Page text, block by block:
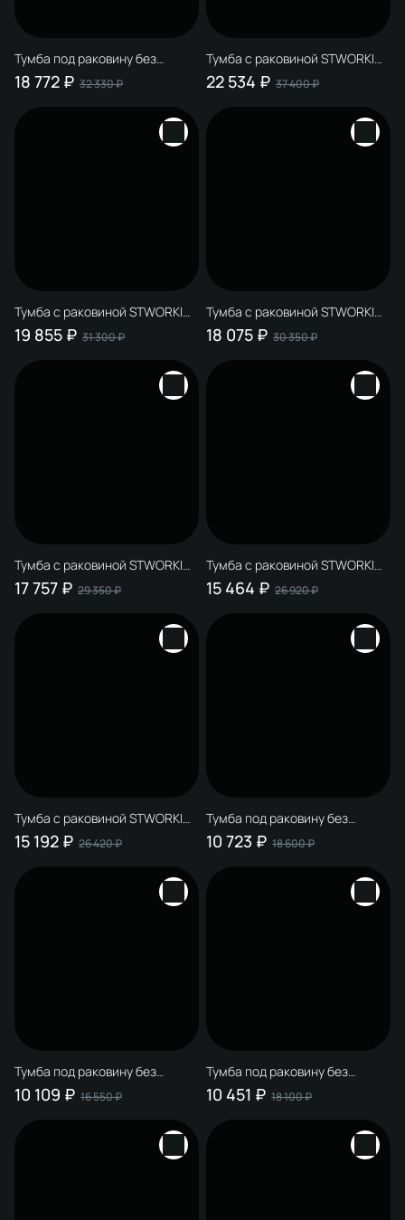
Тумба под раковину без
столешницы STWORKI
Гриндстед 60 с опорами, дуб
18 772 ₽ 32 330 ₽
Тумба с раковиной STWORKI
Авила 60 белая
22 534 ₽ 37 400 ₽
Тумба с раковиной STWORKI
Авила 60 с дверцами, белая
19 855 ₽ 31 300 ₽
Тумба с раковиной STWORKI
Мурманск 80 (FR2) напольная,
антрацит
18 075 ₽ 30 350 ₽
Тумба с раковиной STWORKI
Мурманск 80 (FR2) напольная,
белая
17 757 ₽ 29 350 ₽
Тумба с раковиной STWORKI
Мурманск 60 (FR2)
напольная, антрацит
15 464 ₽ 26 920 ₽
Тумба с раковиной STWORKI
Мурманск 60 (FR2)
напольная, белая
15 192 ₽ 26 420 ₽
Тумба под раковину без
столешницы STWORKI
Мурманск 60 (FR2)
10 723 ₽ 18 600 ₽
Тумба под раковину без
столешницы STWORKI
Мурманск 70 (FR2) напольная,
10 109 ₽ 16 550 ₽
Тумба под раковину без
столешницы STWORKI
Мурманск 60 (FR2)
10 451 ₽ 18 100 ₽